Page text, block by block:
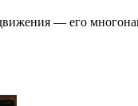
— его